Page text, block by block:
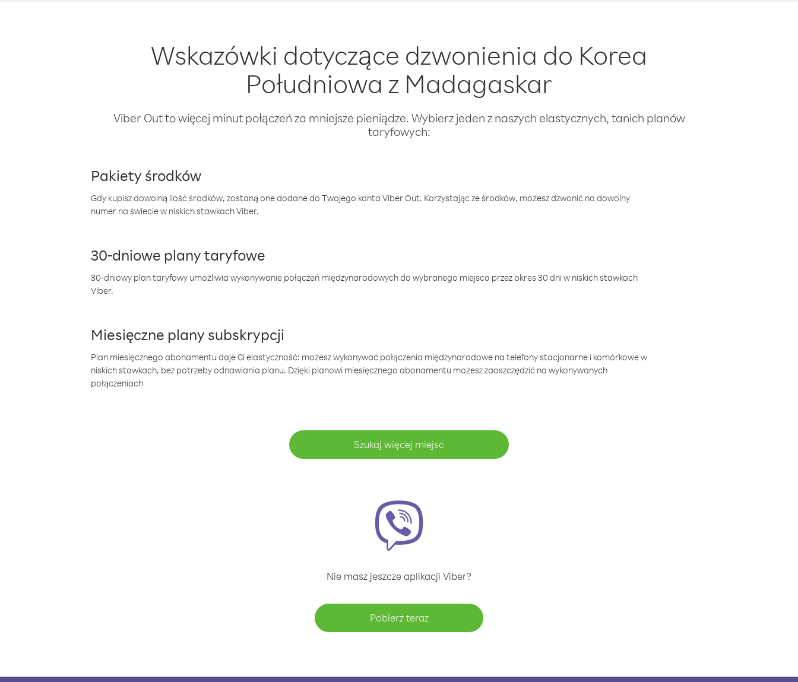
Wskazówki dotyczące dzwonienia do Korea
Południowa z Madagaskar
Viber Out to więcej minut połączeń za mniejsze pieniądze. Wybierz jeden z naszych elastycznych, tanich planów
taryfowych:
Pakiety środków
Gdy kupisz dowolną ilość środków, zostaną one dodane do Twojego konta Viber Out. Korzystając ze środków, możesz dzwonić na dowolny
numer na świecie w niskich stawkach Viber.
30-dniowe plany taryfowe
30-dniowy plan taryfowy umożliwia wykonywanie połączeń międzynarodowych do wybranego miejsca przez okres 30 dni w niskich stawkach
Viber.
Miesięczne plany subskrypcji
Plan miesięcznego abonamentu daje Ci elastyczność: możesz wykonywać połączenia międzynarodowe na telefony stacjonarne i komórkowe w
niskich stawkach, bez potrzeby odnawiania planu. Dzięki planowi miesięcznego abonamentu możesz zaoszczędzić na wykonywanych
połączeniach
Szukaj więcej miejsc
Nie masz jeszcze aplikacji Viber?
Pobierz teraz